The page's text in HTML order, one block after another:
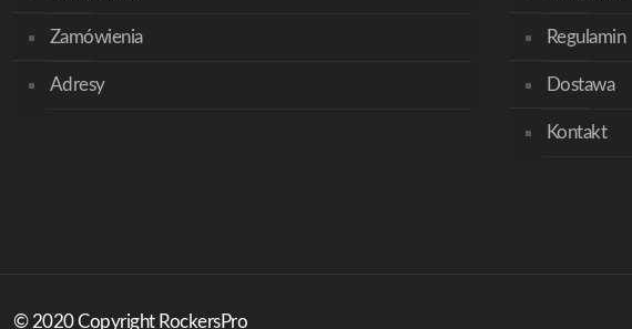
Zamówienia
Adresy
Regulamin
Dostawa
Kontakt
© 2020 Copyright RockersPro